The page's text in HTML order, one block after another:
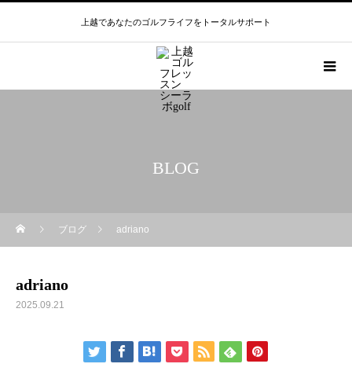
上越であなたのゴルフライフをトータルサポート
BLOG
ブログ adriano
adriano
2025.09.21